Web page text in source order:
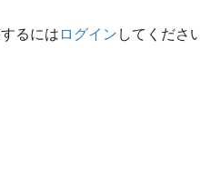
るには ログイン してくださ